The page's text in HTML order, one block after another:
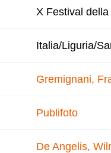
X Festival
Italia/Liguria/
Gremignani,
Publifoto
De Angelis,